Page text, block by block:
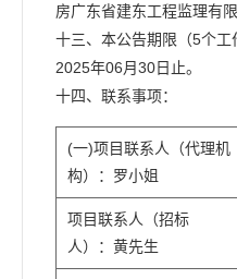
房广东省建东工程监理有
十三、本公告期限（5个
2025年06月30日止。
十四、联系事项：
(一)项目联系人（代理机
构）：罗小姐
项目联系人（招标
人）：黄先生